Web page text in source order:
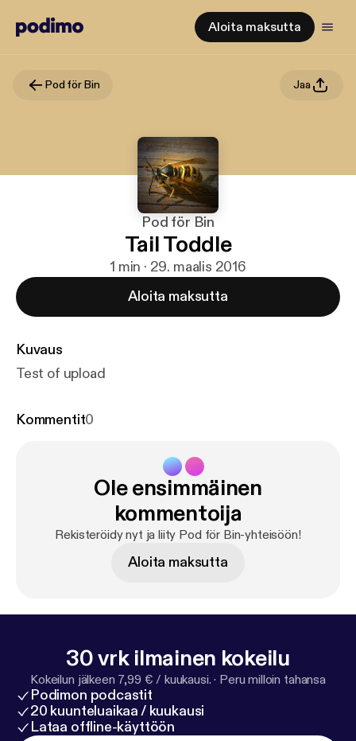
Aloita maksutta
Pod för Bin Jaa
Pod för Bin
Tail Toddle
1 min · 29. maalis 2016
Aloita maksutta
Kuvaus
Test of upload
Kommentit0
Ole ensimmäinen
kommentoija
Rekisteröidy nyt ja liity Pod för Bin-yhteisöön!
Aloita maksutta
30 vrk ilmainen kokeilu
Kokeilun jälkeen 7,99 € / kuukausi. · Peru milloin tahansa
Podimon podcastit
20 kuunteluaikaa / kuukausi
Lataa offline-käyttöön